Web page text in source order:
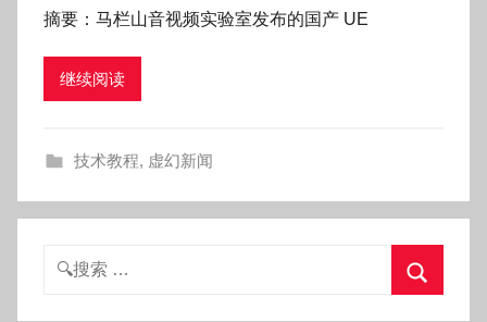
:
g
o
摘要：马栏山音视频实验室发布的国产 UE
继续阅读
技术教程, 虚幻新闻
搜